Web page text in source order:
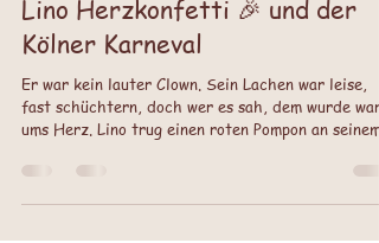
Geschenkideen
Lino Herzkonfetti 🎉 und der
Kölner Karneval
Er war kein lauter Clown. Sein Lachen war leise,
Anzug, so rot wie seine große Nase und in seiner